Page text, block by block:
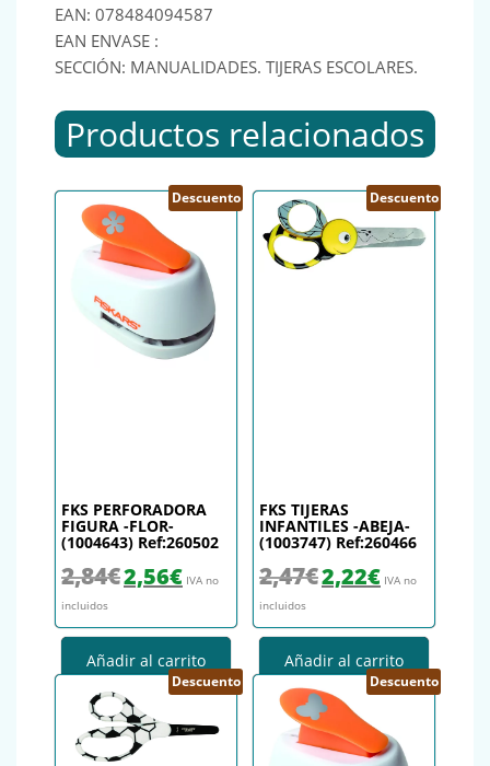
EAN: 078484094587
EAN ENVASE :
SECCIÓN: MANUALIDADES. TIJERAS ESCOLARES.
Productos relacionados
Descuento
FKS PERFORADORA
FIGURA -FLOR-
(1004643) Ref:260502
2,84€El precio original era: 2,84€.
2,56€El precio actual es: 2,56€.
IVA no
incluidos
Añadir al carrito
Descuento
FKS TIJERAS
INFANTILES -ABEJA-
(1003747) Ref:260466
2,47€El precio original era: 2,47€.
2,22€El precio actual
IVA no
incluidos
Añadir al carrito
Descuento Descuento